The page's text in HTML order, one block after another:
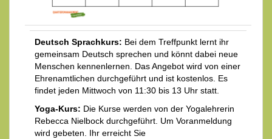
Deutsch Sprachkurs: Bei dem Treffpunkt lernt ihr
gemeinsam Deutsch sprechen und könnt dabei neue
Menschen kennenlernen. Das Angebot wird von einer
Ehrenamtlichen durchgeführt und ist kostenlos. Es
findet jeden Mittwoch von 11:30 bis 13 Uhr statt.
Yoga-Kurs: Die Kurse werden von der Yogalehrerin
Rebecca Nielbock durchgeführt. Um Voranmeldung
wird gebeten. Ihr erreicht Sie